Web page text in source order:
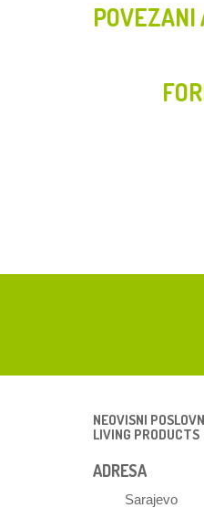
POVEZANI
NEOVISNI
LIVING PRODUCTS
ADRESA
Sarajevo